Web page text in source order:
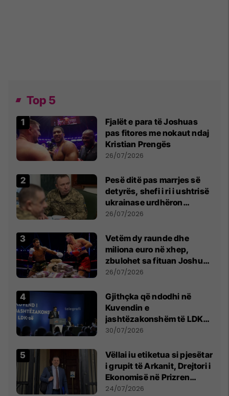
Top 5
Fjalët e para të Joshuas
pas fitores me nokaut ndaj
Kristian Prengës
26/07/2026
Pesë ditë pas marrjes së
detyrës, shefi i ri i ushtrisë
ukrainase urdhëron
kontroll të madh
26/07/2026
Vetëm dy raunde dhe
miliona euro në xhep,
zbulohet sa fituan Joshua
e Prenga
26/07/2026
Gjithçka që ndodhi në
Kuvendin e
jashtëzakonshëm të LDK-
së
30/07/2026
Vëllai iu etiketua si pjesëtar
i grupit të Arkanit, Drejtori i
Ekonomisë në Prizren
mohon pretendimet
24/07/2026